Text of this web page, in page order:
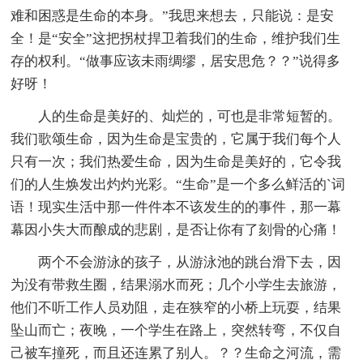
难和困惑是生命的本身。”我思来想去，只能说：是安
全！是“安全”这把拐杖捍卫着我们的生命，维护我们生
存的权利。“做事应该未雨绸缪，居安思危？？”说得多
好呀！
人的生命是美好的、灿烂的，可也是非常短暂的。
我们歌颂生命，因为生命是宝贵的，它属于我们每个人
只有一次；我们热爱生命，因为生命是美好的，它令我
们的人生焕发出灼灼光彩。“生命”是一个多么鲜活的`词
语！现实生活中那一件件本不该发生的的事件，那一幕
幕因小失大而酿成的悲剧，是否让你有了刻骨的心痛！
两个不会游泳的孩子，从游泳池的跳台滑下去，因
为没有带救生圈，结果溺水而死；几个小学生去旅游，
他们不听工作人员劝阻，走在狭窄的小桥上玩耍，结果
坠山而亡；夜晚，一个学生在路上，突然转弯，不仅自
己被车撞死，而且还连累了别人。？？生命之河流，需